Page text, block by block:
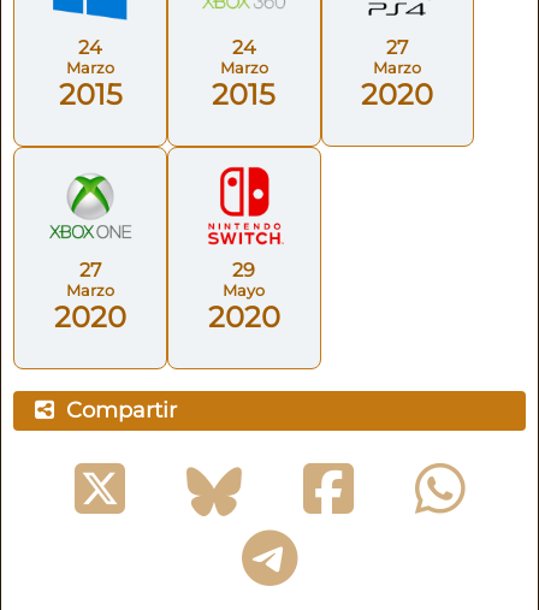
24
Marzo
2015
24
Marzo
2015
27
Marzo
2020
27
Marzo
2020
29
Mayo
2020
Compartir